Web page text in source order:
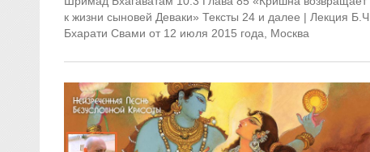
к жизни сыновей Деваки» Тексты 24 и далее | Лекция Б.Ч.
Бхарати Свами от 12 июля 2015 года, Москва